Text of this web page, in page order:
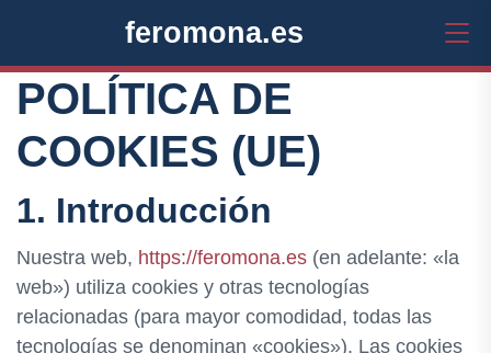
feromona.es
POLÍTICA DE
COOKIES (UE)
1. Introducción
Nuestra web, https://feromona.es (en adelante: «la
web») utiliza cookies y otras tecnologías
relacionadas (para mayor comodidad, todas las
tecnologías se denominan «cookies»). Las cookies